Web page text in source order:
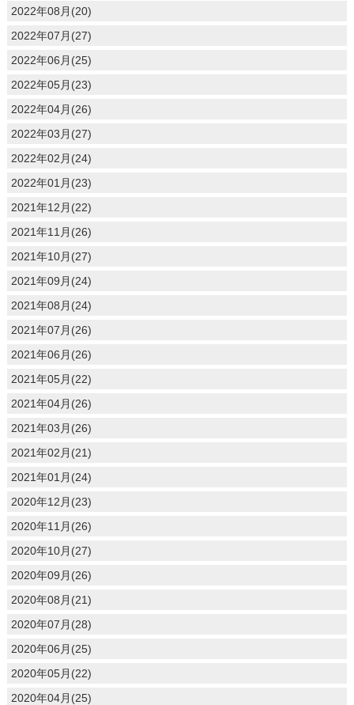
2022年08月(20)
2022年07月(27)
2022年06月(25)
2022年05月(23)
2022年04月(26)
2022年03月(27)
2022年02月(24)
2022年01月(23)
2021年12月(22)
2021年11月(26)
2021年10月(27)
2021年09月(24)
2021年08月(24)
2021年07月(26)
2021年06月(26)
2021年05月(22)
2021年04月(26)
2021年03月(26)
2021年02月(21)
2021年01月(24)
2020年12月(23)
2020年11月(26)
2020年10月(27)
2020年09月(26)
2020年08月(21)
2020年07月(28)
2020年06月(25)
2020年05月(22)
2020年04月(25)